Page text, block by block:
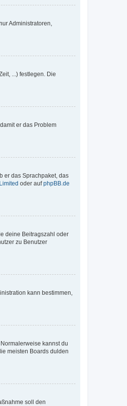
Administratoren,
...) festlegen. Die
er das Problem
er das Sprachpaket, das
oder aufphpBB.de
deine Beitragszahl oder
zu Benutzer
kann bestimmen,
kannst du
meisten Boards dulden
soll den